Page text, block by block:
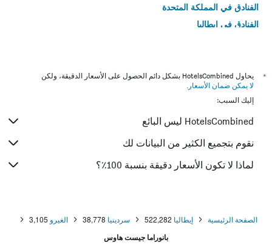
الفنادق في المملكة المتحدة
الفنادق في إيطاليا
*
يحاول HotelsCombined بشكل دائم الحصول على الأسعار الدقيقة، ولكن
لا يمكن ضمان الأسعار .
إليك السبب:
HotelsCombined ليس البائع
نقوم بتجميع الكثير من البيانات لك
لماذا لا تكون الأسعار دقيقة بنسبة 100٪؟
الصفحة الرئيسية إيطاليا 522,282 سردينيا 38,778 الغيرو 3,105
بانوراما جيست هاوس